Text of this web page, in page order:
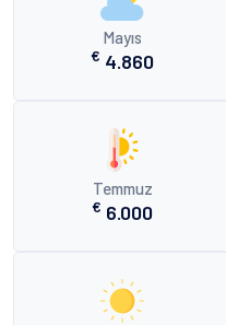
Mayıs
€ 4.860
Temmuz
€ 6.000